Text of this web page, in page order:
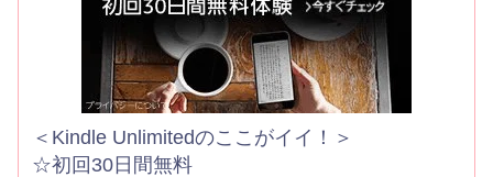
＜Kindle Unlimitedのここがイイ！＞
☆初回30日間無料